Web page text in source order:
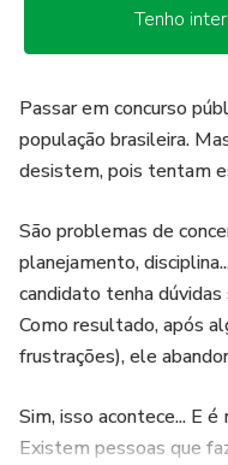
Tenho
Passar em concurso
população brasileira.
desistem, pois tentam
São problemas de
planejamento,
candidato tenha dúvidas
Como resultado, após
frustrações), ele
Sim, isso acontece... E
Existem pessoas que